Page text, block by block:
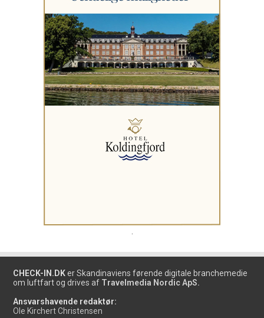
CHECK-IN.DK er Skandinaviens førende digitale branchemedie
om luftfart og drives af Travelmedia Nordic ApS.
Ansvarshavende redaktør:
Ole Kirchert Christensen